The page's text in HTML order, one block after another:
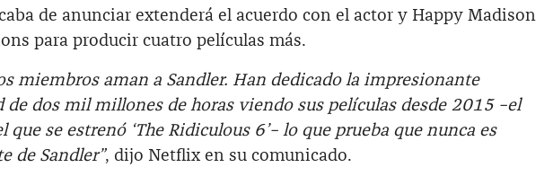
de anunciar extenderá el acuerdo con el actor y Happy Madison
para producir cuatro películas más.
miembros aman a Sandler. Han dedicado la impresionante
de dos mil millones de horas viendo sus películas desde 2015 –el
que se estrenó ‘The Ridiculous 6’– lo que prueba que nunca es
de Sandler”, dijo Netflix en su comunicado.